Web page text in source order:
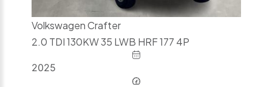
Volkswagen Crafter
2.0 TDI 130KW 35 LWB HRF 177 4P
2025